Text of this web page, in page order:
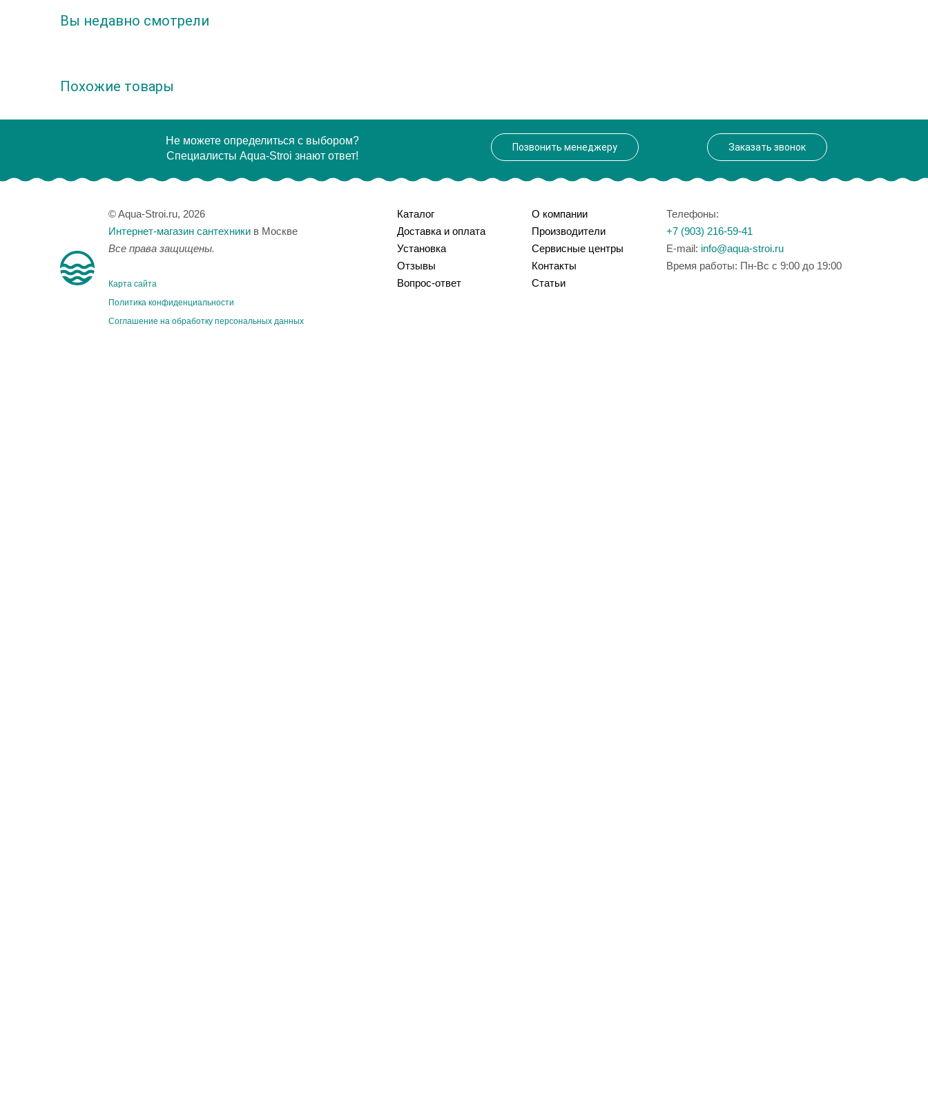
Вы недавно смотрели
Похожие товары
Не можете определиться с выбором?
Специалисты Aqua-Stroi знают ответ!
Позвонить менеджеру Заказать звонок
© Aqua-Stroi.ru, 2026
Интернет-магазин сантехники в Москве
Все права защищены.
Карта сайта
Политика конфиденциальности
Соглашение на обработку персональных данных
Каталог
Доставка и оплата
Установка
Отзывы
Вопрос-ответ
О компании
Производители
Сервисные центры
Контакты
Статьи
Телефоны:
+7 (903) 216-59-41
E-mail: info@aqua-stroi.ru
Время работы: Пн-Вс с 9:00 до 19:00